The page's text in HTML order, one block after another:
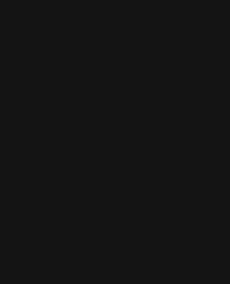
com inteligência e
consolidado, com
o que elimina um dos
com: